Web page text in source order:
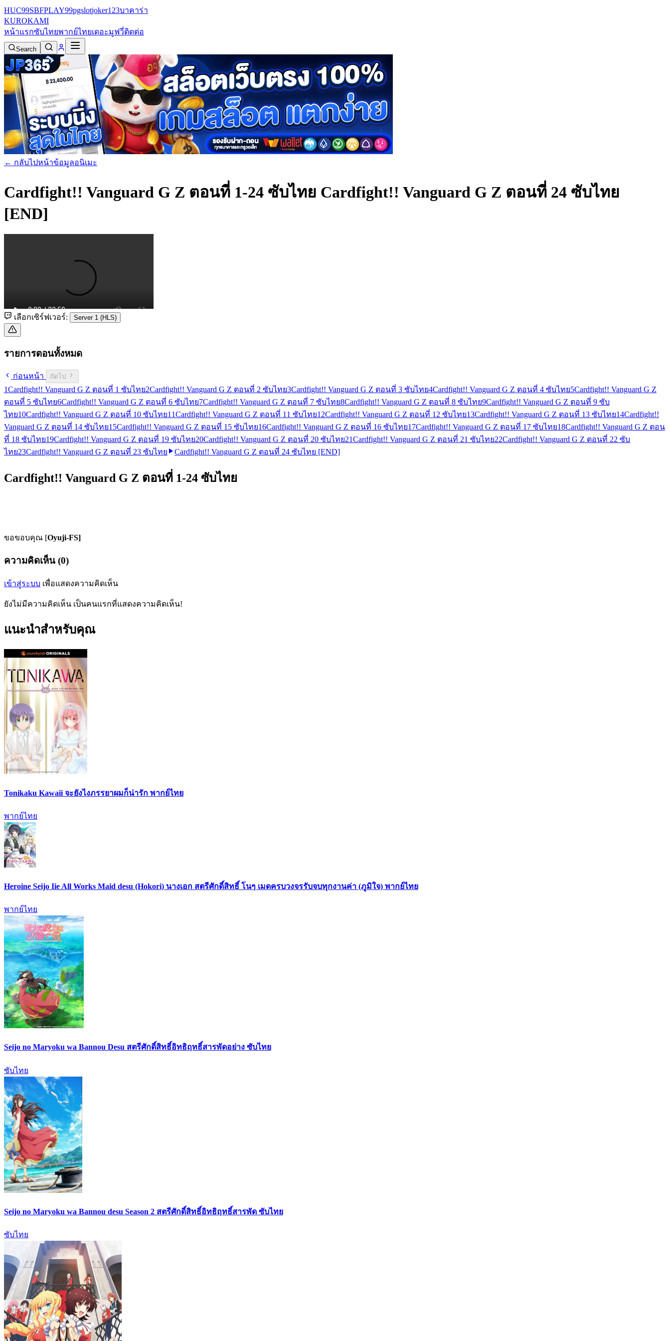
HUC99SBFPLAY99pgslotjoker123บาคาร่า
KUROKAMI
หน้าแรกซับไทยพากย์ไทยเดอะมูฟวี่ติดต่อ
Search
← กลับไปหน้าข้อมูลอนิเมะ
Cardfight!! Vanguard G Z ตอนที่ 1-24 ซับไทย Cardfight!! Vanguard G Z ตอนที่ 24 ซับไทย
[END]
เลือกเซิร์ฟเวอร์: Server 1 (HLS)
รายการตอนทั้งหมด
ก่อนหน้า ถัดไป
1Cardfight!! Vanguard G Z ตอนที่ 1 ซับไทย2Cardfight!! Vanguard G Z ตอนที่ 2 ซับไทย3Cardfight!! Vanguard G Z ตอนที่ 3 ซับไทย4Cardfight!! Vanguard G Z ตอนที่ 4 ซับไทย5Cardfight!! Vanguard G Z
ตอนที่ 5 ซับไทย6Cardfight!! Vanguard G Z ตอนที่ 6 ซับไทย7Cardfight!! Vanguard G Z ตอนที่ 7 ซับไทย8Cardfight!! Vanguard G Z ตอนที่ 8 ซับไทย9Cardfight!! Vanguard G Z ตอนที่ 9 ซับ
ไทย10Cardfight!! Vanguard G Z ตอนที่ 10 ซับไทย11Cardfight!! Vanguard G Z ตอนที่ 11 ซับไทย12Cardfight!! Vanguard G Z ตอนที่ 12 ซับไทย13Cardfight!! Vanguard G Z ตอนที่ 13 ซับไทย14Cardfight!!
Vanguard G Z ตอนที่ 14 ซับไทย15Cardfight!! Vanguard G Z ตอนที่ 15 ซับไทย16Cardfight!! Vanguard G Z ตอนที่ 16 ซับไทย17Cardfight!! Vanguard G Z ตอนที่ 17 ซับไทย18Cardfight!! Vanguard G Z ตอน
ที่ 18 ซับไทย19Cardfight!! Vanguard G Z ตอนที่ 19 ซับไทย20Cardfight!! Vanguard G Z ตอนที่ 20 ซับไทย21Cardfight!! Vanguard G Z ตอนที่ 21 ซับไทย22Cardfight!! Vanguard G Z ตอนที่ 22 ซับ
ไทย23Cardfight!! Vanguard G Z ตอนที่ 23 ซับไทย Cardfight!! Vanguard G Z ตอนที่ 24 ซับไทย [END]
Cardfight!! Vanguard G Z ตอนที่ 1-24 ซับไทย
ขอขอบคุณ [Oyuji-FS]
ความคิดเห็น (0)
เข้าสู่ระบบ เพื่อแสดงความคิดเห็น
ยังไม่มีความคิดเห็น เป็นคนแรกที่แสดงความคิดเห็น!
แนะนำสำหรับคุณ
Tonikaku Kawaii จะยังไงภรรยาผมก็น่ารัก พากย์ไทย
พากย์ไทย
Heroine Seijo Iie All Works Maid desu (Hokori) นางเอก สตรีศักดิ์สิทธิ์ โนๆ เมดครบวงจรรับจบทุกงานค่า (ภูมิใจ) พากย์ไทย
พากย์ไทย
Seijo no Maryoku wa Bannou Desu สตรีศักดิ์สิทธิ์อิทธิฤทธิ์สารพัดอย่าง ซับไทย
ซับไทย
Seijo no Maryoku wa Bannou desu Season 2 สตรีศักดิ์สิทธิ์อิทธิฤทธิ์สารพัด ซับไทย
ซับไทย